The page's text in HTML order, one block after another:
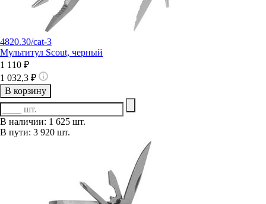
4820.30/cat-3
Мультитул Scout, черный
1 110 ₽
1 032,3 ₽
В корзину
В наличии: 1 625 шт.
В пути: 3 920 шт.